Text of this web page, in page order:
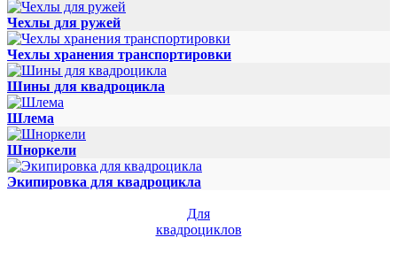
Чехлы для ружей
Чехлы хранения транспортировки
Шины для квадроцикла
Шлема
Шноркели
Экипировка для квадроцикла
Для
квадроциклов